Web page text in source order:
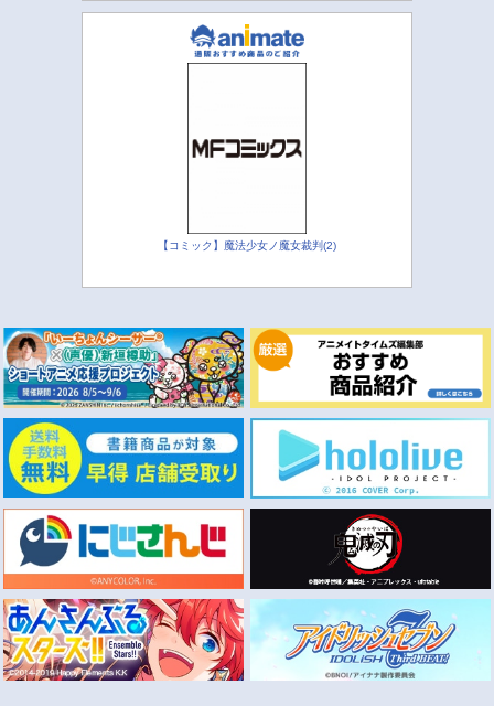
【コミック】魔法少女ノ魔女裁判(2)